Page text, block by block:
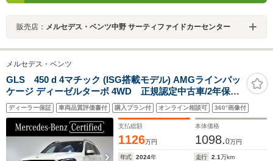
販売店： メルセデス・ベンツ中野 サーティファイドカーセンター
メルセデス・ベンツ
GLS 450 d 4マチック (ISG搭載モデル) AMGラインパッ
ケージ ディーゼルターボ 4WD 正規認定中古車/2年保証
付/オンアンドオフロードエンジニアリングパッケージ/パ
ノラミックスライディングルーフ/E-ACTIVE BODY
CONTROL/ドアクロージングサポーター/ブルメスターサ
ラウンドサウンド
ディーラー保証 車両品質評価書付 購入プラン付 オンライン相談可 360°画像付
支払総額
1126万円
本体価格
1098.0万円
年式 2024年 走行 2.1万km